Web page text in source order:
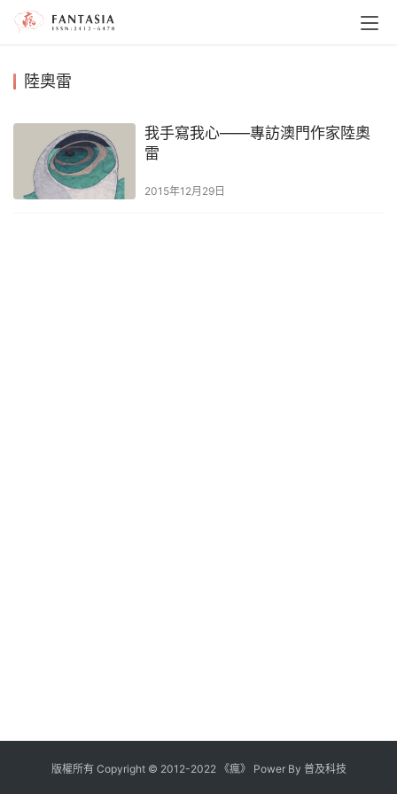
陸奧雷
我手寫我心——專訪澳門作家陸奧
雷
2015年12月29日
版權所有 Copyright © 2012-2022《瘋》 Power By 普及科技